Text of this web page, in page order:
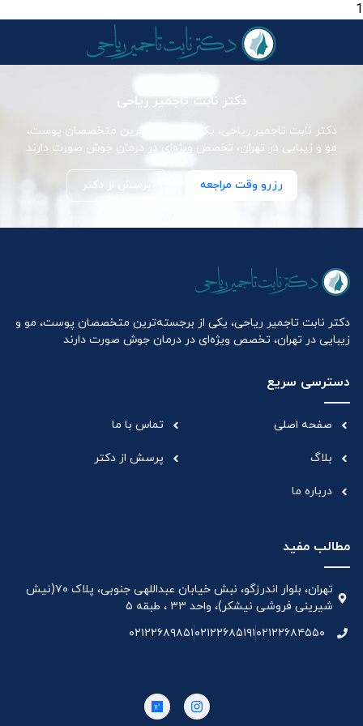
1
دکتر نابت تاجمیر ریاحی
دکتر نابت تاجمیر ریاحی، یکی از برجسته‌ترین متخصصان پوست،
مو و زیبایی در تهران، تخصص ویژه‌ای در درمان جوش صورت دارند
رزرو وقت مراجعه پرسش از دکتر
دکتر نابت تاجمیر ریاحی، یکی از برجسته‌ترین متخصصان پوست، مو و
زیبایی در تهران، تخصص ویژه‌ای در درمان جوش صورت دارند
دسترسی سریع
صفحه اصلی
بلاگ
درباره ما
تماس با ما
پرسش از دکتر
مطالب مفید
تهران، بلوار اندرزگو، نبش خیابان عبداللهی جنوبی، پلاک ۷۰(نیش
شیرینی فروشی نیشکر)، واحد ۳۳ ، طبقه ۵
۰۲۱۲۲۶۸۴۵۵۰۰۲۱۲۲۶۸۵۱۹۱۰۲۱۲۲۶۸۹۸۵۱